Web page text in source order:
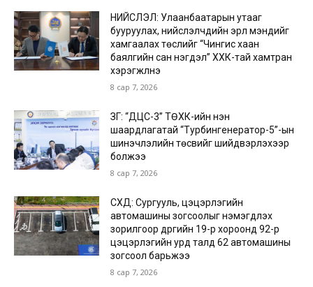
НИЙСЛЭЛ: Улаанбаатарын утааг
бууруулах, нийслэлчүүдийн эрүүл мэндийг
хамгаалах төслийг “Чингис хаан
баялгийн сан нэгдэл” ХХК-тай хамтран
хэрэгжүүлнэ
8 сар 7, 2026
ЗГ: “ДЦС-3” ТӨХК-ийн нэн
шаардлагатай “Турбингенератор-5”-ын
шинэчлэлийн төсвийг шийдвэрлэхээр
болжээ
8 сар 7, 2026
СХД: Сургууль, цэцэрлэгийн
автомашины зогсоолыг нэмэгдүүлэх
зорилгоор дүүргийн 19-р хороонд 92-р
цэцэрлэгийн урд талд 62 автомашины
зогсоол барьжээ
8 сар 7, 2026